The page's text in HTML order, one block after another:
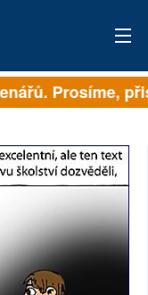
Prosíme,